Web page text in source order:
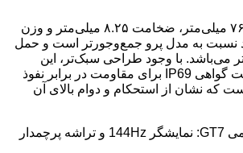
گوشی GT7 با عرض ۷۶ میلی‌متر، ضخامت ۸.۲۵ میلی‌متر و وزن
نسبت به مدل پرو جمع‌وجورتر است و حمل
می‌باشد. با وجود طراحی سبک‌تر، این
گوشی موفق به دریافت گواهی IP69 برای مقاومت در برابر نفوذ
که نشان از استحکام و دوام بالای آن